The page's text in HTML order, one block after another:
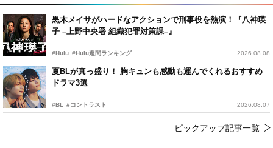
黒木メイサがハードなアクションで刑事役を熱演！『八神瑛
子 –上野中央署 組織犯罪対策課–』
#Hulu #Hulu週間ランキング 2026.08.08
夏BLが真っ盛り！ 胸キュンも感動も運んでくれるおすすめ
ドラマ3選
#BL #コントラスト 2026.08.07
ピックアップ記事一覧